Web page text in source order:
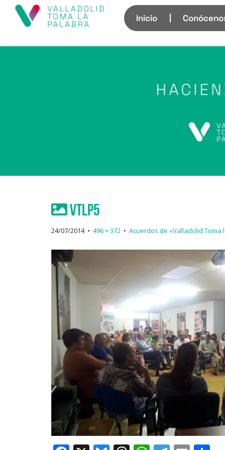
Inicio
VTLP5
24/07/2014• 496 × 372 • Acuerdos de «Valladolid Toma